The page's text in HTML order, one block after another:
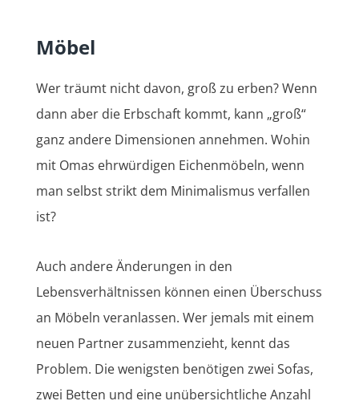
Möbel
Wer träumt nicht davon, groß zu erben? Wenn
dann aber die Erbschaft kommt, kann „groß“
ganz andere Dimensionen annehmen. Wohin
mit Omas ehrwürdigen Eichenmöbeln, wenn
man selbst strikt dem Minimalismus verfallen
ist?
Auch andere Änderungen in den
Lebensverhältnissen können einen Überschuss
an Möbeln veranlassen. Wer jemals mit einem
neuen Partner zusammenzieht, kennt das
Problem. Die wenigsten benötigen zwei Sofas,
zwei Betten und eine unübersichtliche Anzahl